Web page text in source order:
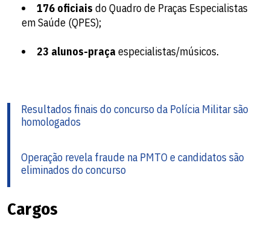
176 oficiais do Quadro de Praças Especialistas
em Saúde (QPES);
23 alunos-praça especialistas/músicos.
Resultados finais do concurso da Polícia Militar são
homologados
Operação revela fraude na PMTO e candidatos são
eliminados do concurso
Cargos